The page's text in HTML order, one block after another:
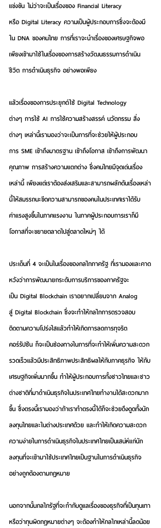
แข่งขัน ไม่ว่าจะเป็นเรื่องของ Financial Literacy
หรือ Digital Literacy ความเป็นผู้ประกอบการซึ่งจะต้องมี
ใน DNA ของคนไทย การที่เราจะนำเรื่องของเศรษฐกิจพอ
เพียงเข้ามาใช้ในเรื่องของการสร้างวัฒนธรรมการดำเนิน
ชีวิต การดำเนินธุรกิจ อย่างพอเพียง
แล้วเรื่องของการประยุกต์ใช้ Digital Technology
ต่างๆ การใช้ AI การใช้ความสร้างสรรค์ นวัตกรรม สิ่ง
ต่างๆ เหล่านี้เรามองว่าจะเป็นการที่จะช่วยให้ผู้ประกอบ
การ SME เข้าถึงมาตรฐาน เข้าถึงโอกาส เข้าถึงการพัฒนา
คุณภาพ การสร้างความแตกต่าง ซึ่งคนไทยมีจุดเด่นเรื่อง
เหล่านี้ เพียงแต่เราต้องส่งเสริมและสามารถผลักดันเรื่องเหล่า
นี้ให้สมรรถนะขีดความสามารถของคนในประเทศเราได้รับ
ค่าแรงสูงขึ้นในภาคแรงงาน ในภาคผู้ประกอบการเราก็มี
โอกาสที่จะขยายตลาดไปสู่ตลาดใหม่ๆ ได้
ประเด็นที่ 4 จะเป็นในเรื่องของกลไกภาครัฐ ที่เรามองและคาด
หวังว่าการพัฒนายกระดับการบริการของภาครัฐจะ
เป็น Digital Blockchain เราอยากเปลี่ยนจาก Analog
สู่ Digital Blockchain ซึ่งจะทําให้กลไกการตรวจสอบ
ติดตามความโปร่งใสแล้วทำให้เกิดการลดการทุจริต
คอร์รัปชัน ก็จะเป็นช่องทางในการที่จะทำให้เพิ่มความสะดวก
รวดเร็วแล้วมีประสิทธิภาพประสิทธิผลให้กับภาคธุรกิจ ให้กับ
เศรษฐกิจเพิ่มมากขึ้น ทำให้ผู้ประกอบการทั้งชาวไทยและชาว
ต่างชาติที่มาดำเนินธุรกิจในประเทศไทยทำงานได้สะดวกมาก
ขึ้น ซึ่งตรงนี้เรามองว่าถ้าเราทําตรงนี้ได้ก็จะช่วยดึงดูดทั้งนัก
ลงทุนไทยและในต่างประเทศด้วย และทำให้เกิดความสะดวก
ความง่ายในการดำเนินธุรกิจในประเทศไทยเป็นเสน่ห์แก่นัก
ลงทุนที่จะเข้ามาใช้ประเทศไทยเป็นฐานในการดำเนินธุรกิจ
อย่างถูกต้องตามกฎหมาย
นอกจากนั้นกลไกรัฐที่จะกำกับดูแลเรื่องของธุรกิจที่เป็นทุนเทา
หรือว่าทุนผิดกฎหมายต่างๆ จะต้องทำให้กลไกเหล่านี้ลดน้อย